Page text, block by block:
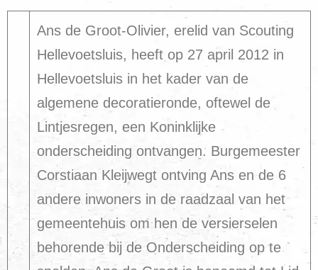
Ans de Groot-Olivier, erelid van Scouting
Hellevoetsluis, heeft op 27 april 2012 in
Hellevoetsluis in het kader van de
algemene decoratieronde, oftewel de
Lintjesregen, een Koninklijke
onderscheiding ontvangen. Burgemeester
Corstiaan Kleijwegt ontving Ans en de 6
andere inwoners in de raadzaal van het
gemeentehuis om hen de versierselen
behorende bij de Onderscheiding op te